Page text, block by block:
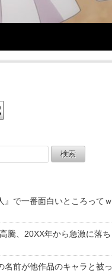
』で一番面白いところってｗ
騰、20XX年から急激に落ち
名前が他作品のキャラと被っ